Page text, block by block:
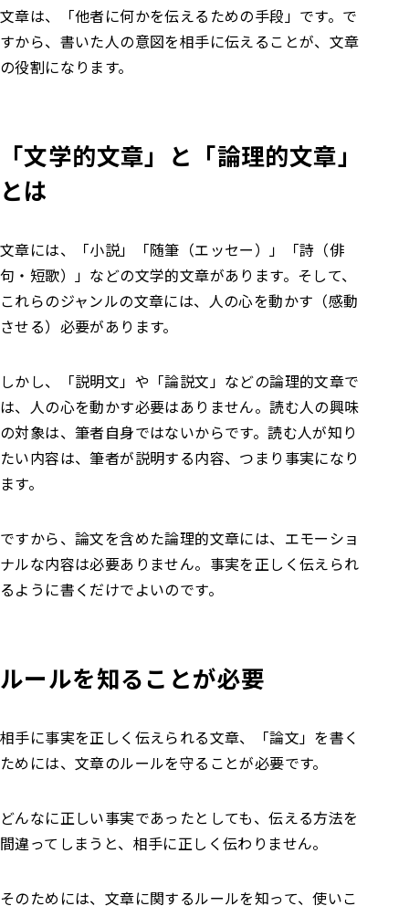
文章は、「他者に何かを伝えるための手段」です。で
すから、書いた人の意図を相手に伝えることが、文章
の役割になります。
「文学的文章」と「論理的文章」
とは
文章には、「小説」「随筆（エッセー）」「詩（俳
句・短歌）」などの文学的文章があります。そして、
これらのジャンルの文章には、人の心を動かす（感動
させる）必要があります。
しかし、「説明文」や「論説文」などの論理的文章で
は、人の心を動かす必要はありません。読む人の興味
の対象は、筆者自身ではないからです。読む人が知り
たい内容は、筆者が説明する内容、つまり事実になり
ます。
ですから、論文を含めた論理的文章には、エモーショ
ナルな内容は必要ありません。事実を正しく伝えられ
るように書くだけでよいのです。
ルールを知ることが必要
相手に事実を正しく伝えられる文章、「論文」を書く
ためには、文章のルールを守ることが必要です。
どんなに正しい事実であったとしても、伝える方法を
間違ってしまうと、相手に正しく伝わりません。
そのためには、文章に関するルールを知って、使いこ